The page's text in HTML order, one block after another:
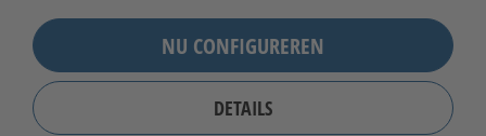
NU CONFIGUREREN
DETAILS